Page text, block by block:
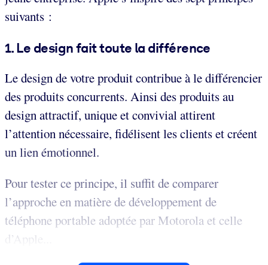
suivants :
1. Le design fait toute la différence
Le design de votre produit contribue à le différencier
des produits concurrents. Ainsi des produits au
design attractif, unique et convivial attirent
l’attention nécessaire, fidélisent les clients et créent
un lien émotionnel.
Pour tester ce principe, il suffit de comparer
l’approche en matière de développement de
téléphone portable adoptée par Motorola et celle
d’Apple...